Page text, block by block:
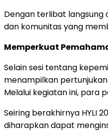
Dengan terlibat langsung
dan komunitas yang
Memperkuat
Selain sesi tentang
menampilkan
Melalui kegiatan ini, para
Seiring berakhirnya HYLI
diharapkan dapat